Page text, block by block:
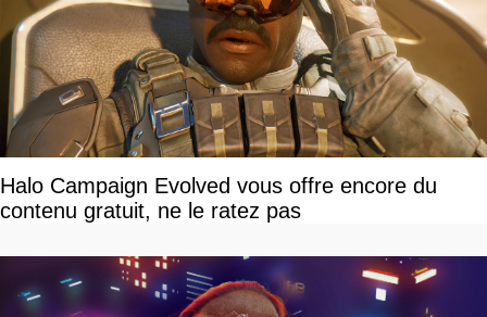
Halo Campaign Evolved vous offre encore du
contenu gratuit, ne le ratez pas